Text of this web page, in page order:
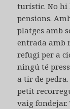
turístic. No hi
pensions.
platges amb
entrada amb
refugi per a
ningú té
a tir de
petit
vaig fondejar.